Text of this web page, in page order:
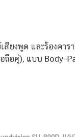
ยงพูด และร้องคารา
อคู่), แบบ Body-